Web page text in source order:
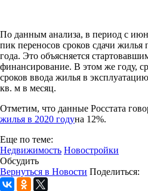
По данным анализа, в период с
пик переносов сроков сдачи
года. Это объясняется
финансирование. В этом же году,
сроков ввода жилья в
кв. м в месяц.
Отметим, что данные Росстата
жилья в 2020 годуна 12%.
Еще по теме:
Недвижимость Новостройки
Обсудить
Вернуться в Новости Поделиться: